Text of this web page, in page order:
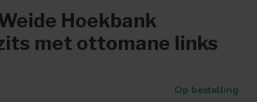
Hoekbank
met ottomane links
Op bestelling